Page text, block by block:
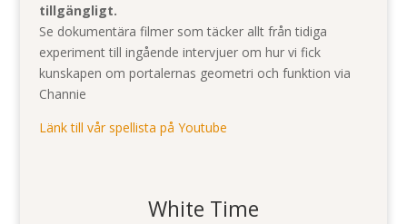
tillgängligt.
Se dokumentära filmer som täcker allt från tidiga
experiment till ingående intervjuer om hur vi fick
kunskapen om portalernas geometri och funktion via
Channie
Länk till vår spellista på Youtube
White Time